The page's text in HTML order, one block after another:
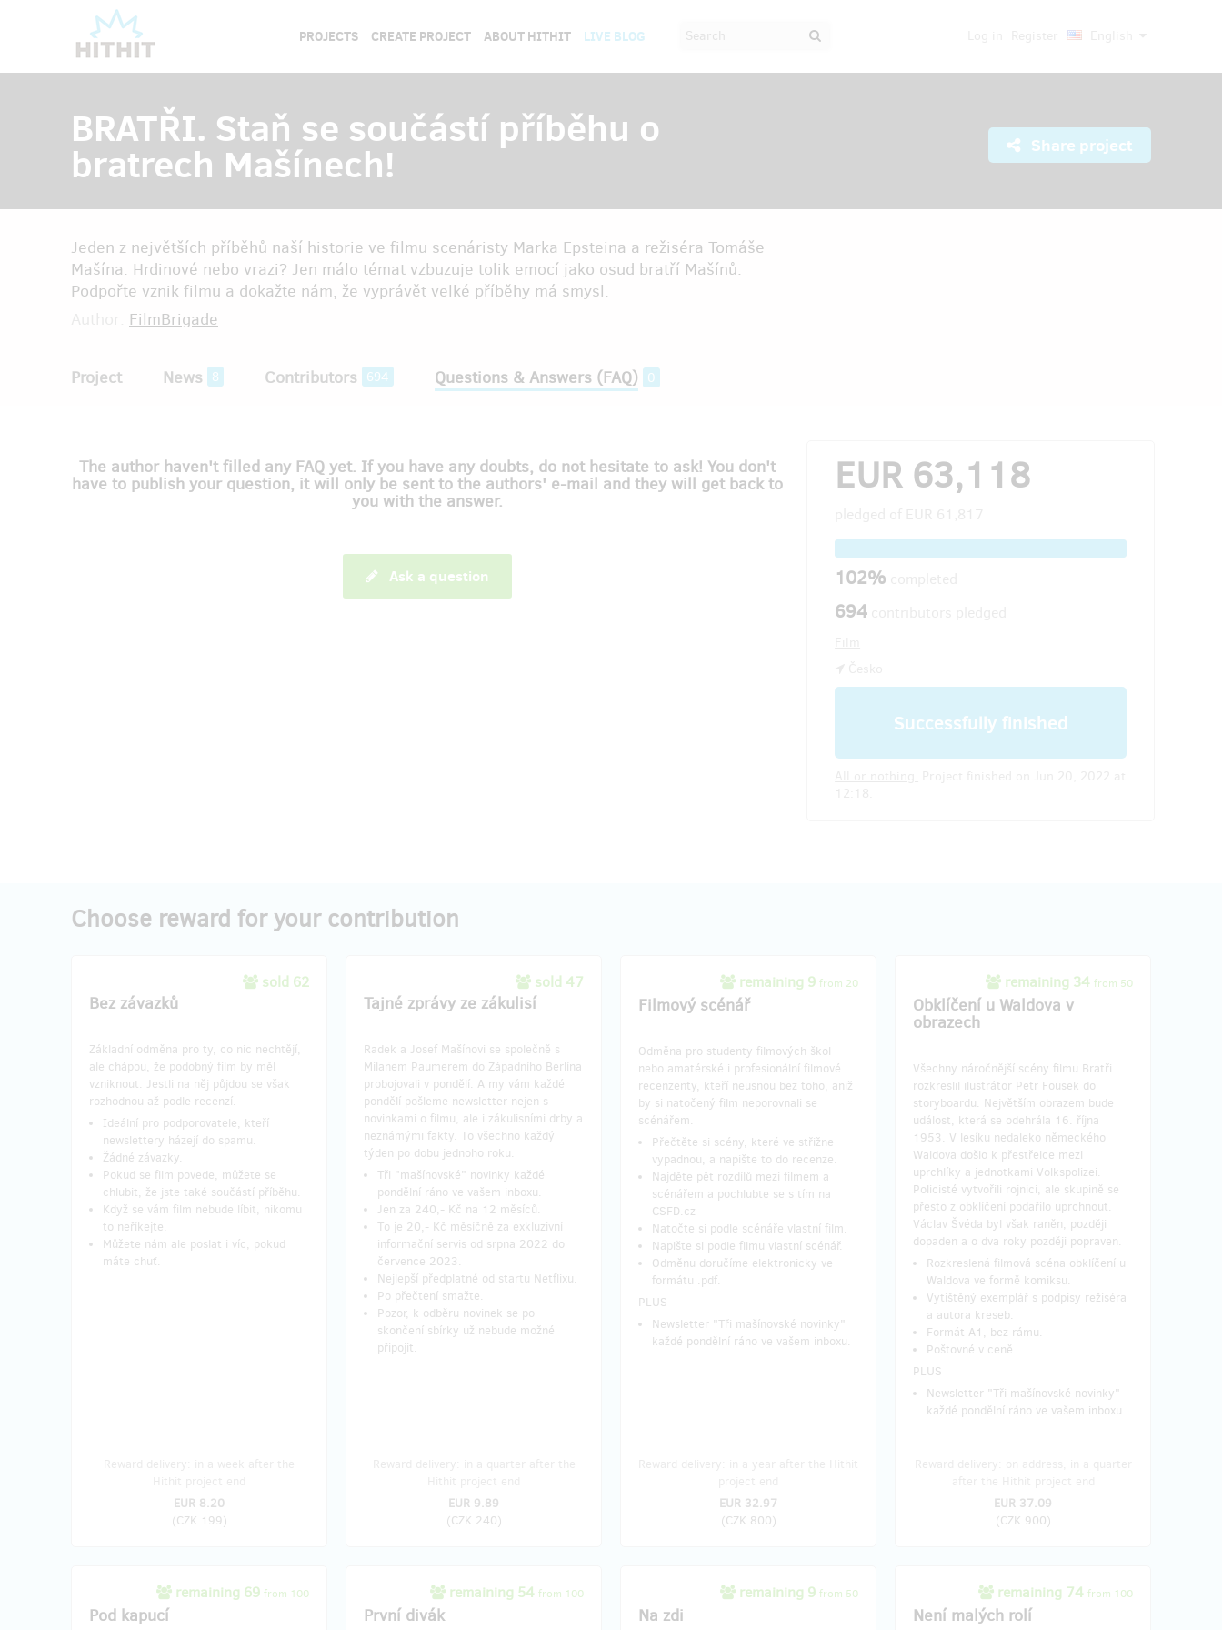
PROJECTS CREATE PROJECT ABOUT HITHIT LIVE BLOG
BRATŘI. Staň se součástí příběhu o
bratrech Mašínech! Share project
Jeden z největších příběhů naší historie ve filmu scenáristy Marka Epsteina a režiséra Tomáše
Mašína. Hrdinové nebo vrazi? Jen málo témat vzbuzuje tolik emocí jako osud bratří Mašínů.
Podpořte vznik filmu a dokažte nám, že vyprávět velké příběhy má smysl.
FilmBrigade
Project News 8 Contributors 694 Questions & Answers (FAQ) 0
The author haven't filled any FAQ yet. If you have any doubts, do not hesitate to ask! You don't
have to publish your question, it will only be sent to the authors' e-mail and they will get back to
you with the answer.
Ask a question
EUR 63,118
102%
694
Successfully finished
Choose reward for your contribution
sold 62
Bez závazků
Základní odměna pro ty, co nic nechtějí,
ale chápou, že podobný film by měl
vzniknout. Jestli na něj půjdou se však
rozhodnou až podle recenzí.
Ideální pro podporovatele, kteří
newslettery házejí do spamu.
Žádné závazky.
Pokud se film povede, můžete se
chlubit, že jste také součástí příběhu.
Když se vám film nebude líbit, nikomu
to neříkejte.
Můžete nám ale poslat i víc, pokud
máte chuť.
EUR 8.20
(CZK 199)
sold 47
Tajné zprávy ze zákulisí
Radek a Josef Mašínovi se společně s
Milanem Paumerem do Západního Berlína
probojovali v pondělí. A my vám každé
pondělí pošleme newsletter nejen s
novinkami o filmu, ale i zákulisními drby a
neznámými fakty. To všechno každý
týden po dobu jednoho roku.
​Tři "mašínovské" novinky každé
pondělní ráno ve vašem inboxu.
Jen za 240,- Kč na 12 měsíců.
To je 20,- Kč měsíčně za exkluzivní
informační servis od srpna 2022 do
července 2023.
Nejlepší předplatné od startu Netflixu.
Po přečtení smažte.
Pozor, k odběru novinek se po
skončení sbírky už nebude možné
připojit.
EUR 9.89
(CZK 240)
remaining 9 from 20
Filmový scénář
Odměna pro studenty filmových škol
nebo amatérské i profesionální filmové
recenzenty, kteří neusnou bez toho, aniž
by si natočený film neporovnali se
scénářem.
Přečtěte si scény, které ve střižne
vypadnou, a napište to do recenze.
Najděte pět rozdílů mezi filmem a
scénářem a pochlubte se s tím na
CSFD.cz
Natočte si podle scénáře vlastní film.
Napište si podle filmu vlastní scénář.
Odměnu doručíme elektronicky ve
formátu .pdf.
​PLUS
Newsletter "Tři mašínovské novinky"
každé pondělní ráno ve vašem inboxu.
EUR 32.97
(CZK 800)
remaining 34 from 50
Obklíčení u Waldova v
obrazech
Všechny náročnější scény filmu Bratři
rozkreslil ilustrátor Petr Fousek do
storyboardu. Největším obrazem bude
událost, která se odehrála 16. října
1953. V lesíku nedaleko německého
Waldova došlo k přestřelce mezi
uprchlíky a jednotkami Volkspolizei.
Policisté vytvořili rojnici, ale skupině se
přesto z obklíčení podařilo uprchnout.
Václav Švéda byl však raněn, později
dopaden a o dva roky později popraven.
Rozkreslená filmová scéna obklíčení u
Waldova ve formě komiksu.
Vytištěný exemplář s podpisy režiséra
a autora kreseb.
Formát A1, bez rámu.
Poštovné v ceně.
PLUS
Newsletter "Tři mašínovské novinky"
každé pondělní ráno ve vašem inboxu.
EUR 37.09
(CZK 900)
remaining 69 from 100
Pod kapucí
remaining 54 from 100
První divák
remaining 9 from 50
Na zdi
remaining 74 from 100
Není malých rolí